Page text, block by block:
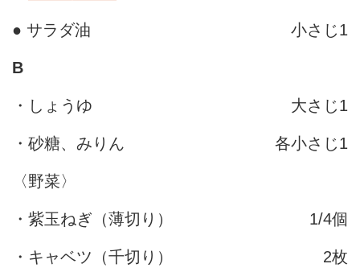
● サラダ油 小さじ1
B
・しょうゆ 大さじ1
・砂糖、みりん 各小さじ1
〈野菜〉
・紫玉ねぎ（薄切り） 1/4個
・キャベツ（千切り） 2枚